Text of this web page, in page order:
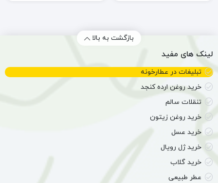
دوسر
احیا
بازگشت به بالا
لینک های مفید
تبلیغات در عطارخونه
خرید روغن ارده کنجد
تنقلات سالم
خرید روغن زیتون
خرید عسل
خرید ژل رویال
خرید گلاب
عطر طبیعی